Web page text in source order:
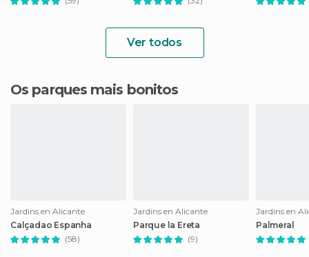
Ver todos
Os parques mais bonitos
Jardins en Alicante
Calçadao Espanha
(58)
Jardins en Alicante
Parque la Ereta
(9)
Jardins en
Palmeral